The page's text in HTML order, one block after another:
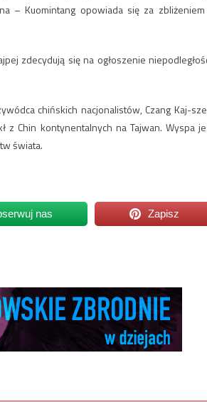
– Kuomintang opowiada się za
zdecydują się na ogłoszenie
chińskich nacjonalistów, Czang Kaj-
z Chin kontynentalnych na Tajwan. Wyspa
świata.
nas Zapisz